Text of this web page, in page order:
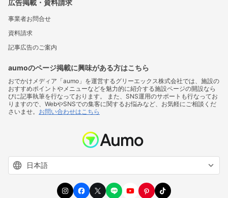
広告掲載・資料請求
事業者お問合せ
資料請求
記事広告のご案内
aumoのページ掲載に興味がある方はこちら
おでかけメディア「aumo」を運営するグリーエックス株式会社では、施設の
おすすめポイントやメニューなどを魅力的に紹介する施設ページの開設なら
びに記事執筆を行なっております。 また、SNS運用のサポートも行なってお
りますので、WebやSNSでの集客に関するお悩みなど、お気軽にご相談くだ
さいませ。 お問い合わせはこちら